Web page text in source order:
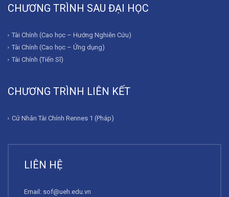
CHƯƠNG TRÌNH SAU ĐẠI HỌC
Tài Chính (Cao học – Hướng Nghiên Cứu)
Tài Chính (Cao học – Ứng dụng)
Tài Chính (Tiến Sĩ)
CHƯƠNG TRÌNH LIÊN KẾT
Cử Nhân Tài Chính Rennes 1 (Pháp)
LIÊN HỆ
Email: sof@ueh.edu.vn